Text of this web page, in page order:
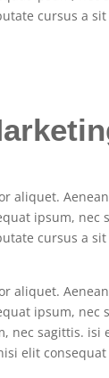
cursus a
aliquet.
ipsum, nec
cursus a
aliquet.
ipsum, nec
nec sagittis. isi
elit consequat